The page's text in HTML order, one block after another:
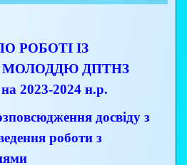
РОБОТІ ІЗ
ДПТНЗ
2023-2024 н.р.
досвіду з
роботи з